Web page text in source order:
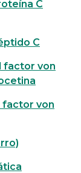
C
C
factor von
factor von